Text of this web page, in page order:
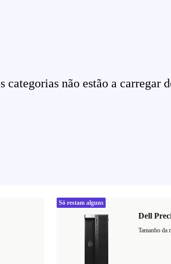
categorias não estão a carregar
Dell
Tamanho da
Só restam alguns